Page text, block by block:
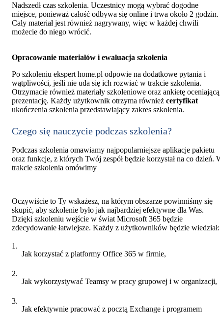
Nadszedł czas szkolenia. Uczestnicy mogą wybrać dogodne
miejsce, ponieważ całość odbywa się online i trwa około 2 godzin.
Cały materiał jest również nagrywany, więc w każdej chwili
możecie do niego wrócić.
Opracowanie materiałów i ewaluacja szkolenia
Po szkoleniu ekspert home.pl odpowie na dodatkowe pytania i
wątpliwości, jeśli nie uda się ich rozwiać w trakcie szkolenia.
Otrzymacie również materiały szkoleniowe oraz ankietę oceniającą
prezentację. Każdy użytkownik otrzyma również certyfikat
ukończenia szkolenia przedstawiający zakres szkolenia.
Czego się nauczycie podczas szkolenia?
Podczas szkolenia omawiamy najpopularniejsze aplikacje pakietu
oraz funkcje, z których Twój zespół będzie korzystał na co dzień.
trakcie szkolenia omówimy
Oczywiście to Ty wskażesz, na którym obszarze powinniśmy się
skupić, aby szkolenie było jak najbardziej efektywne dla Was.
Dzięki szkoleniu wejście w świat Microsoft 365 będzie
zdecydowanie łatwiejsze. Każdy z użytkowników będzie wiedział:
Jak korzystać z platformy Office 365 w firmie,
Jak wykorzystywać Teamsy w pracy grupowej i w organizacji,
Jak efektywnie pracować z pocztą Exchange i programem